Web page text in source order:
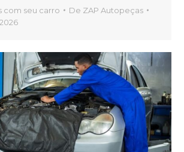
com seu carro De ZAP Autopeças